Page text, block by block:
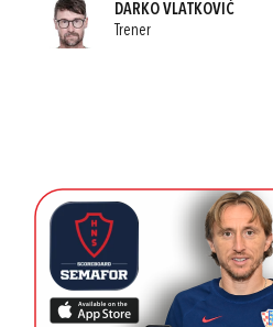
DARKO VLATKOVIĆ
Trener